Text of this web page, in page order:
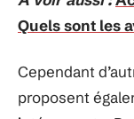
Quels sont les
Cependant
proposent